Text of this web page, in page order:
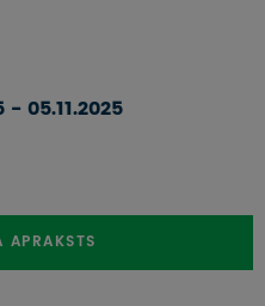
- 05.11.2025
APRAKSTS